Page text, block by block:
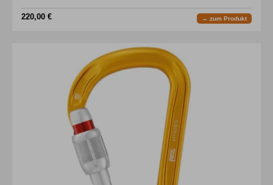
220,00 € → zum Produkt